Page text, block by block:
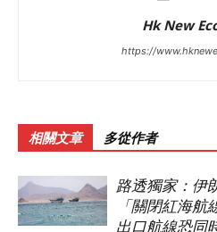
Hk New
https://
相關文章 多從作者
路透獨家：伊
「關閉紅海
出口航線恐同